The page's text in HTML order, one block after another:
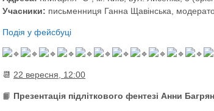
Учасники: письменниця Ганна Щавінська,
Подія у фейсбуці
📆 22 вересня, 12:00
📙 Презентація підліткового фентезі Анни